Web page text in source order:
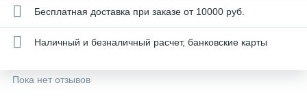
Бесплатная доставка при заказе от 10000 руб.
Наличный и безналичный расчет, банковские карты
Пока нет отзывов